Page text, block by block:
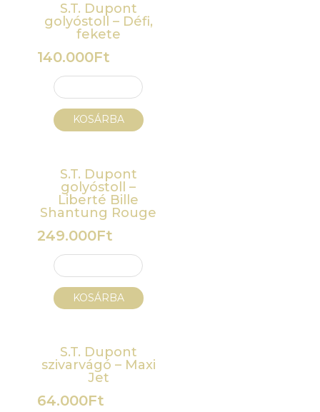
S.T. Dupont
golyóstoll – Défi,
fekete
140.000Ft
KOSÁRBA
S.T. Dupont
golyóstoll –
Liberté Bille
Shantung Rouge
249.000Ft
KOSÁRBA
S.T. Dupont
szivarvágó – Maxi
Jet
64.000Ft